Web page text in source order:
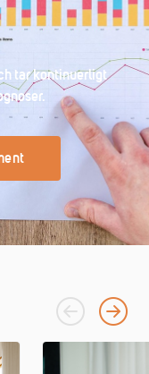
tar kontinuerligt